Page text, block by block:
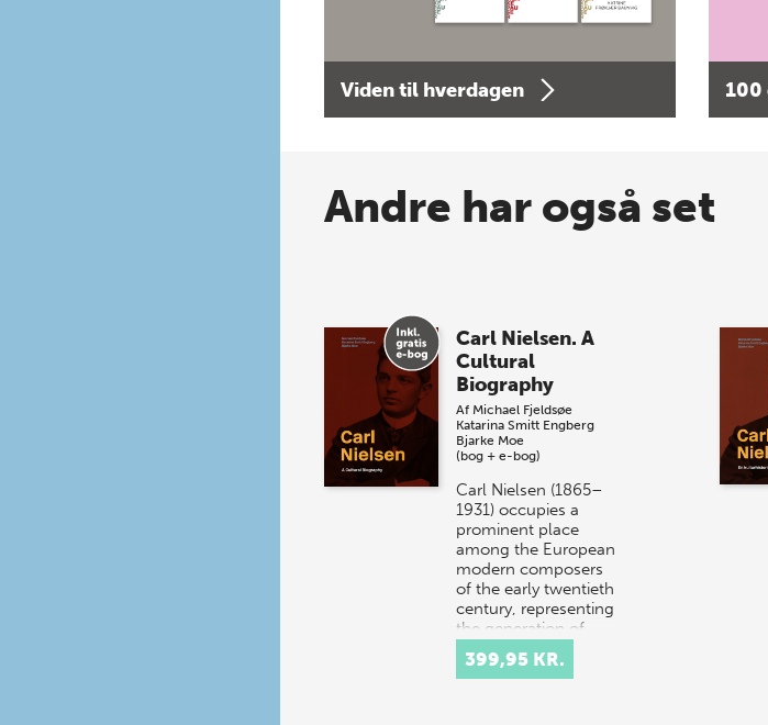
Viden til hverdagen 100
Andre har også set
Carl Nielsen. A
Cultural
Biography
Af Michael Fjeldsøe
Katarina Smitt Engberg
Bjarke Moe
(bog + e-bog)
Carl Nielsen (1865–
1931) occupies a
prominent place
among the European
modern composers
of the early twentieth
century, representing
the generation of…
399,95 KR.